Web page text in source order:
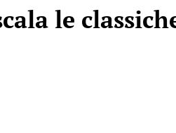
le